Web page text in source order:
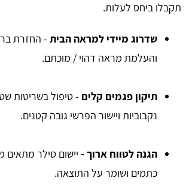
תקבלו ביחס לעלות.
שדרוג מיידי למראה הבית - החזרת
והעלמת מראה דהוי / מוכתם.
תיקון פגמים קלים - טיפול בשריטות
נקבוביות ויישור הפרשי גובה קטנים.
הגנה לטווח ארוך - יישום סילר מתאים
כתמים ושומר על התוצאה.